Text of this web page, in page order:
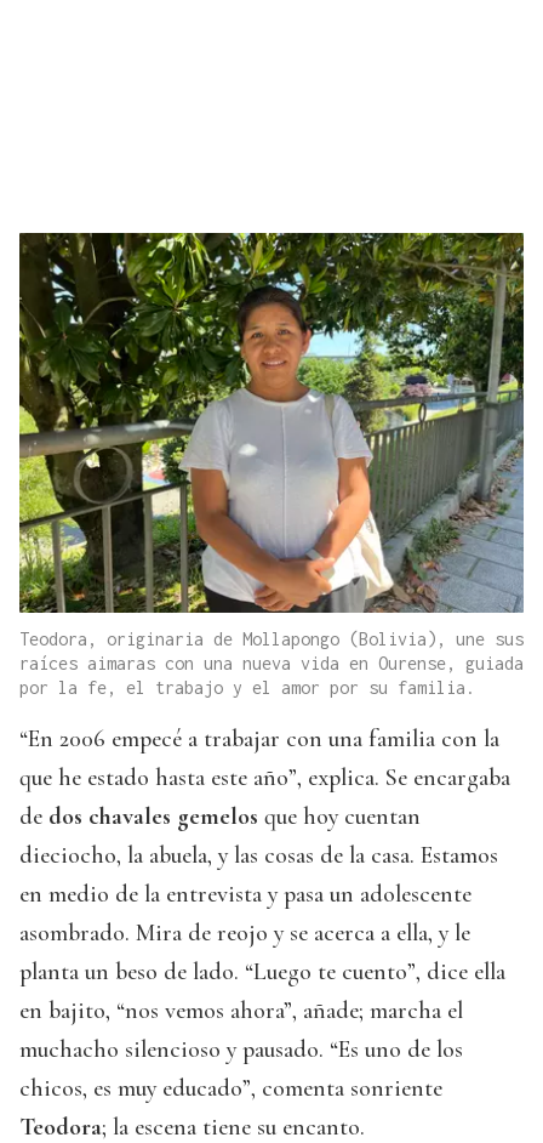
Teodora, originaria de Mollapongo (Bolivia), une sus
raíces aimaras con una nueva vida en Ourense, guiada
por la fe, el trabajo y el amor por su familia.
“En 2006 empecé a trabajar con una familia con la
que he estado hasta este año”, explica. Se encargaba
de dos chavales gemelos que hoy cuentan
dieciocho, la abuela, y las cosas de la casa. Estamos
en medio de la entrevista y pasa un adolescente
asombrado. Mira de reojo y se acerca a ella, y le
planta un beso de lado. “Luego te cuento”, dice ella
en bajito, “nos vemos ahora”, añade; marcha el
muchacho silencioso y pausado. “Es uno de los
chicos, es muy educado”, comenta sonriente
Teodora; la escena tiene su encanto.